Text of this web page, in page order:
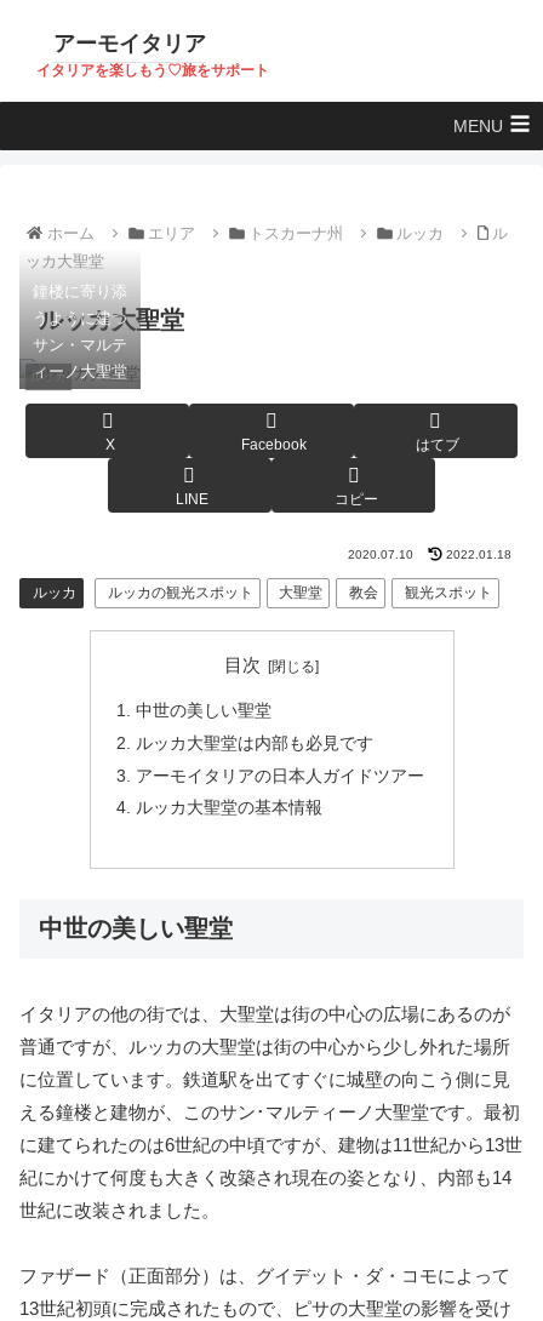
アーモイタリア
イタリアを楽しもう♡旅をサポート
MENU
ホーム エリア トスカーナ州 ルッカ
ル
ッカ大聖堂
ルッカ大聖堂
ルッカ
鐘楼に寄り添
うように建つ
サン・マルテ
ィーノ大聖堂
X Facebook はてブ
LINE コピー
2020.07.10 2022.01.18
ルッカ ルッカの観光スポット 大聖堂 教会 観光スポット
目次
中世の美しい聖堂
ルッカ大聖堂は内部も必見です
アーモイタリアの日本人ガイドツアー
ルッカ大聖堂の基本情報
中世の美しい聖堂
イタリアの他の街では、大聖堂は街の中心の広場にあるのが
普通ですが、ルッカの大聖堂は街の中心から少し外れた場所
に位置しています。鉄道駅を出てすぐに城壁の向こう側に見
える鐘楼と建物が、このサン･マルティーノ大聖堂です。最初
に建てられたのは6世紀の中頃ですが、建物は11世紀から13世
紀にかけて何度も大きく改築され現在の姿となり、内部も14
世紀に改装されました。
ファザード（正面部分）は、グイデット・ダ・コモによって
13世紀初頭に完成されたもので、ピサの大聖堂の影響を受け